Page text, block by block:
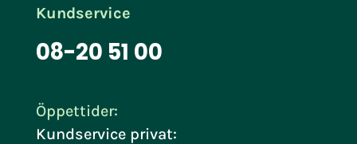
Kundservice
08-20 51 00
Öppettider:
Kundservice privat: